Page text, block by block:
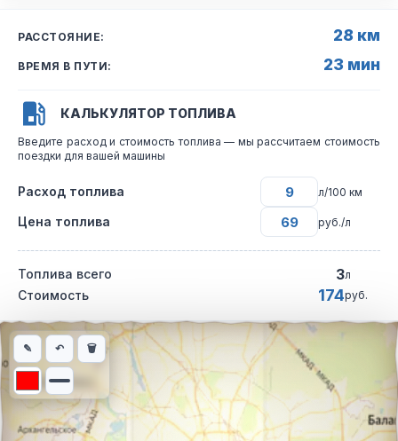
РАССТОЯНИЕ: 28 км
ВРЕМЯ В ПУТИ: 23 мин
КАЛЬКУЛЯТОР ТОПЛИВА
Введите расход и стоимость топлива — мы рассчитаем стоимость
поездки для вашей машины
Расход топлива л/100 км
Цена топлива руб./л
Топлива всего 3л
Стоимость 174руб.
Интерактивная карта автомобильного маршрута из города
✎ ↶ 🗑